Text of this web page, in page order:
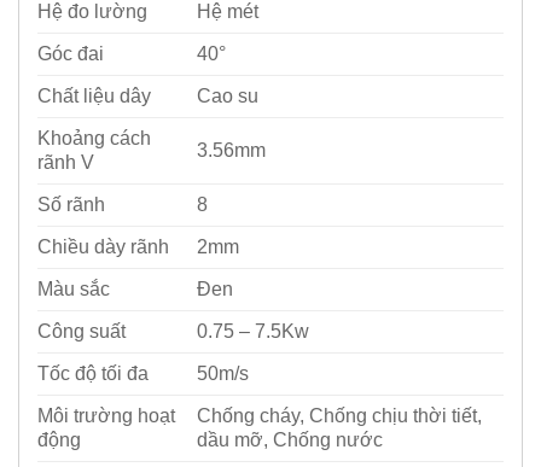
Hệ đo lường Hệ mét
Góc đai 40°
Chất liệu dây Cao su
Khoảng cách
rãnh V
3.56mm
Số rãnh 8
Chiều dày rãnh 2mm
Màu sắc Đen
Công suất 0.75 – 7.5Kw
Tốc độ tối đa 50m/s
Môi trường hoạt
động
Chống cháy, Chống chịu thời tiết,
dầu mỡ, Chống nước